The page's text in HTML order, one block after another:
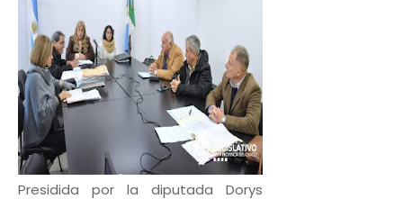
Presidida por la diputada Dorys